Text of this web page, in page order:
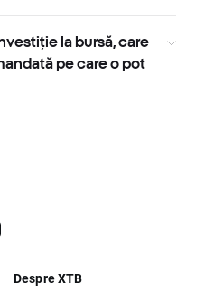
la bursă, care
pe care o pot
Despre XTB